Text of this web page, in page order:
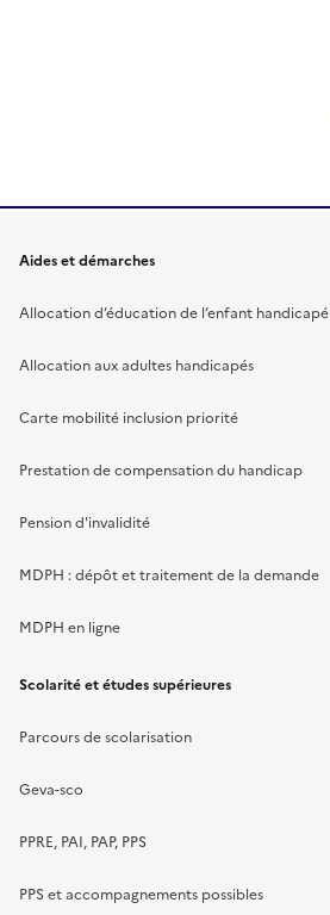
Aides et démarches
Allocation d’éducation de l’enfant handicapé
Allocation aux adultes handicapés
Carte mobilité inclusion priorité
Prestation de compensation du handicap
Pension d'invalidité
MDPH : dépôt et traitement de la demande
MDPH en ligne
Scolarité et études supérieures
Parcours de scolarisation
Geva-sco
PPRE, PAI, PAP, PPS
PPS et accompagnements possibles